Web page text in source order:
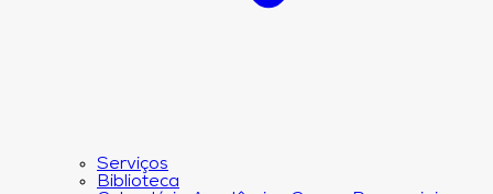
Serviços
Biblioteca